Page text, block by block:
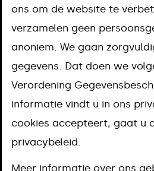
Ondermijning is een
Grofweg betekent
onder- en
vermengen. Of anders
criminelen en niet-
ons om de website te
verzamelen geen
anoniem. We gaan
gegevens. Dat doen we
Verordening
informatie vindt u in ons
cookies accepteert, gaat u
privacybeleid.
Meer informatie over ons